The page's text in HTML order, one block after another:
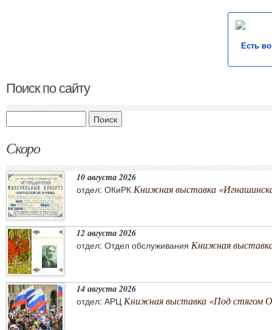
Есть
Поиск по сайту
Скоро
10 августа 2026
отдел: ОКиРК Книжная выставка
12 августа 2026
отдел: Отдел обслуживания Книжная
14 августа 2026
отдел: АРЦ Книжная выставка «Под стягом